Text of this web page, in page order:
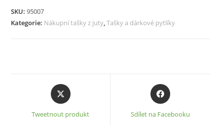
přírodní,
SKU:95007
Kategorie: Nákupní tašky z juty,Tašky a dárkové pytlíky
Opens
in
new
Tweetnout produkt
Opens
in
new
Sdílet na Facebooku